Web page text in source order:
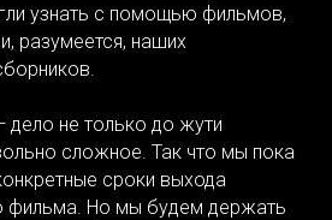
узнать с помощью фильмов,
разумеется, наших
дело не только до жути
сложное. Так что мы пока
сроки выхода
фильма. Но мы будем держать